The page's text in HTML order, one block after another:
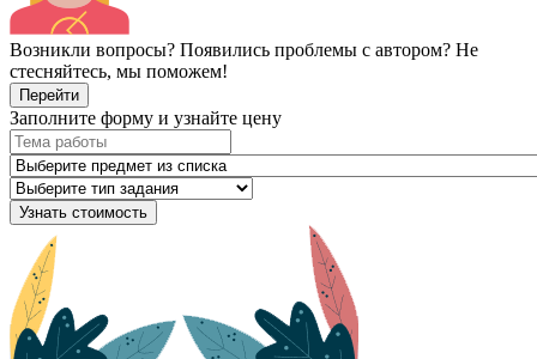
Возникли вопросы? Появились проблемы с автором? Не
стесняйтесь, мы поможем!
Перейти
Заполните форму и узнайте цену
Узнать стоимость